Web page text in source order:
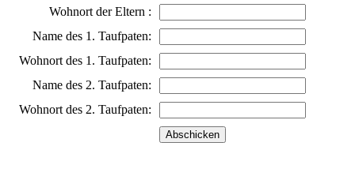
Wohnort der Eltern :
Name des 1. Taufpaten:
Wohnort des 1. Taufpaten:
Name des 2. Taufpaten:
Wohnort des 2. Taufpaten: